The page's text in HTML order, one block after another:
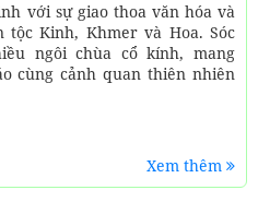
với sự giao thoa văn hóa và
Kinh, Khmer và Hoa. Sóc
ngôi chùa cổ kính, mang
cùng cảnh quan thiên nhiên
Xem thêm